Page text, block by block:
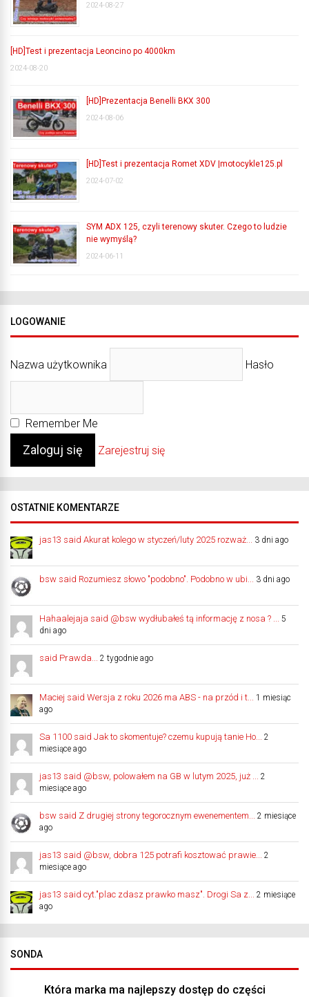
2024-08-27
[HD]Test i prezentacja Leoncino po 4000km
2024-08-20
[HD]Prezentacja Benelli BKX 300
2024-08-06
[HD]Test i prezentacja Romet XDV |motocykle125.pl
2024-07-02
SYM ADX 125, czyli terenowy skuter. Czego to ludzie
nie wymyślą?
2024-06-11
LOGOWANIE
Nazwa użytkownika Hasło
Remember Me
Zarejestruj się
OSTATNIE KOMENTARZE
jas13 said Akurat kolego w styczeń/luty 2025 rozważ... 3 dni ago
bsw said Rozumiesz słowo "podobno". Podobno w ubi... 3 dni ago
Hahaalejaja said @bsw wydłubałeś tą informację z nosa ? ...
5
dni ago
said Prawda... 2 tygodnie ago
Maciej said Wersja z roku 2026 ma ABS - na przód i t...
1 miesiąc
ago
Sa 1100 said Jak to skomentuje? czemu kupują tanie Ho...
2
miesiące ago
jas13 said @bsw, polowałem na GB w lutym 2025, już ...
2
miesiące ago
bsw said Z drugiej strony tegorocznym ewenementem...
2 miesiące
ago
jas13 said @bsw, dobra 125 potrafi kosztować prawie...
2
miesiące ago
jas13 said cyt."plac zdasz prawko masz". Drogi Sa z...
2 miesiące
ago
SONDA
Która marka ma najlepszy dostęp do części